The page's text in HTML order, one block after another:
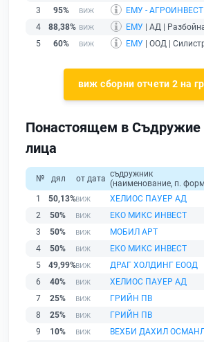
3
95% ЕМУ - АГРОИНВЕСТ
4
88,38% ЕМУ | АД |
5
60% ЕМУ | ООД |
виж сборни отчети 2 на
Понастоящем в Съдружие
лица
№ дял от дата съдружник
(наименование, п.
1
50,13%
ХЕЛИОС ПАУЕР АД
2
50%
ЕКО МИКС ИНВЕСТ
3
50%
МОБИЛ АРТ
4
50%
ЕКО МИКС ИНВЕСТ
5
49,99%
ДРАГ ХОЛДИНГ ЕООД
6
40%
ХЕЛИОС ПАУЕР АД
7
25%
ГРИЙН ПВ
8
25%
ГРИЙН ПВ
9
10%
ВЕХБИ ДАХИЛ